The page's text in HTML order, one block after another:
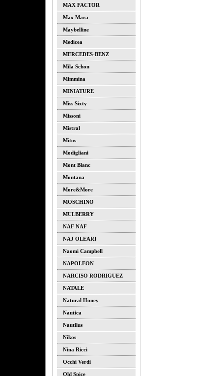
MAX FACTOR
Max Mara
Maybelline
Medicea
MERCEDES-BENZ
Mila Schon
Mimmina
MINIATURE
Miss Sixty
Missoni
Mistral
Mitos
Modigliani
Mont Blanc
Montana
More&more
MOSCHINO
MULBERRY
NAF NAF
NAJ OLEARI
Naomi Campbell
NAPOLEON
NARCISO RODRIGUEZ
NATALE
Natural Honey
Nautica
Nautilus
Nikos
Nina Ricci
Occhi Verdi
Old Spice